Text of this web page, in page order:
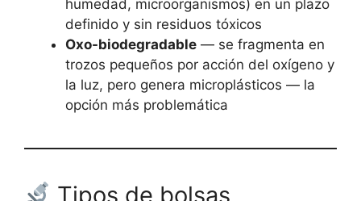
humedad, microorganismos) en un plazo
definido y sin residuos tóxicos
Oxo-biodegradable — se fragmenta en
trozos pequeños por acción del oxígeno y
la luz, pero genera microplásticos — la
opción más problemática
Tipos de bolsas